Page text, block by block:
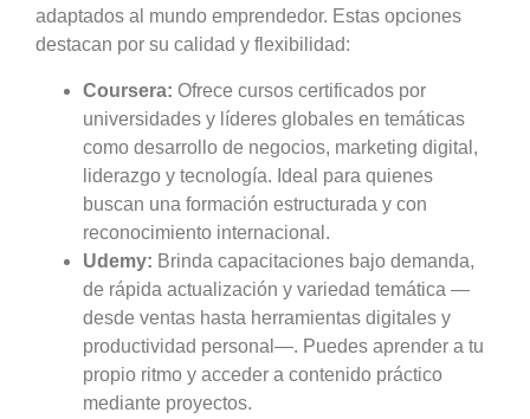
adaptados al mundo emprendedor. Estas opciones
destacan por su calidad y flexibilidad:
Coursera: Ofrece cursos certificados por
universidades y líderes globales en temáticas
como desarrollo de negocios, marketing digital,
liderazgo y tecnología. Ideal para quienes
buscan una formación estructurada y con
reconocimiento internacional.
Udemy: Brinda capacitaciones bajo demanda,
de rápida actualización y variedad temática —
desde ventas hasta herramientas digitales y
productividad personal—. Puedes aprender a tu
propio ritmo y acceder a contenido práctico
mediante proyectos.